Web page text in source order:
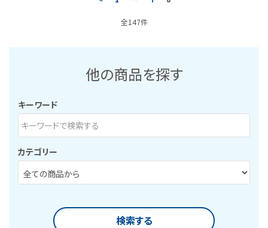
全147件
他の商品を探す
キーワード
カテゴリー
検索する